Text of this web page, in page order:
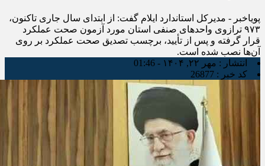
پویاخبر - مدیرکل استاندارد ایلام گفت: از ابتدای سال جاری تاکنون،
۹۷۳ ترازوی واحدهای صنفی استان مورد آزمون صحت عملکرد
قرار گرفته و پس از تأیید، برچسب تصدیق صحت عملکرد بر روی
آن‌ها نصب شده است.
انتشار : مهر ۲۲, ۱۴۰۴ - 01:46
کد خبر : 26877